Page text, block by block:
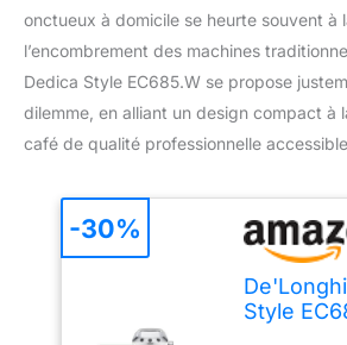
onctueux à domicile se heurte souvent à
l’encombrement des machines
Dedica Style EC685.W se propose
dilemme, en alliant un design compact à
café de qualité professionnelle
Style
-30%